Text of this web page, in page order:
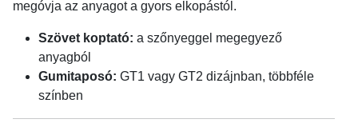
megóvja az anyagot a gyors elkopástól.
Szövet koptató: a szőnyeggel megegyező
anyagból
Gumitaposó: GT1 vagy GT2 dizájnban, többféle
színben